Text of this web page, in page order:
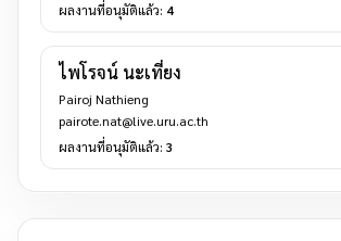
ผลงานที่อนุมัติแล้ว: 4
ไพโรจน์ นะเที่ยง
Pairoj Nathieng
pairote.nat@live.uru.ac.th
ผลงานที่อนุมัติแล้ว: 3